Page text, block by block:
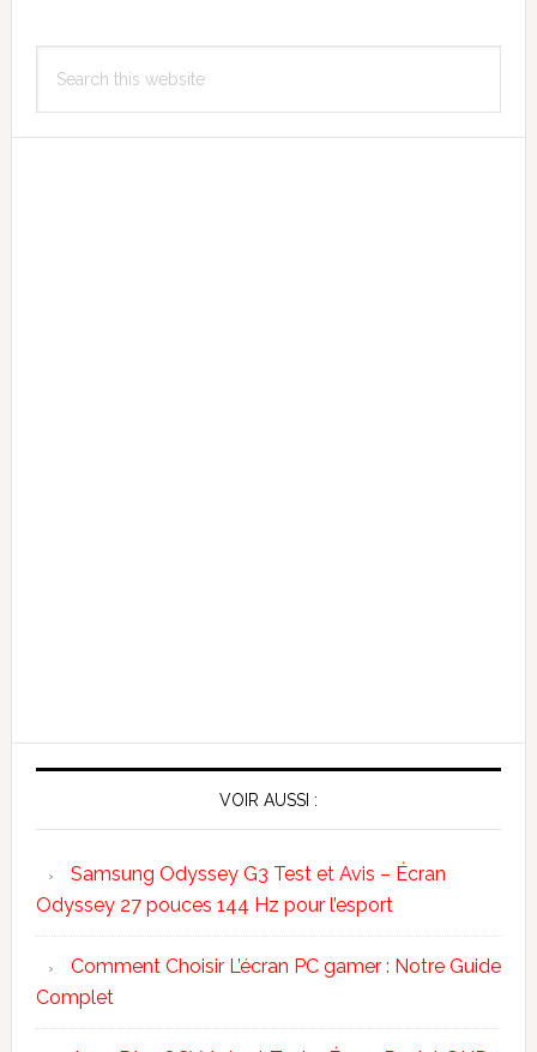
Primary
Sidebar
this
VOIR AUSSI :
Samsung Odyssey G3 Test et Avis – Écran
Odyssey 27 pouces 144 Hz pour l’esport
Comment Choisir L’écran PC gamer : Notre Guide
Complet